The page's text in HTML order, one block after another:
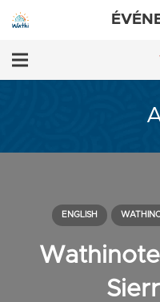
ENGLISH